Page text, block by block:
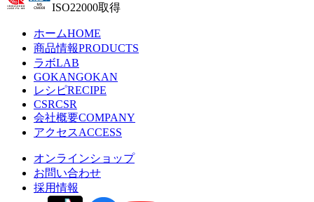
ISO22000取得
ホームHOME
商品情報PRODUCTS
ラボLAB
GOKANGOKAN
レシピRECIPE
CSRCSR
会社概要COMPANY
アクセスACCESS
オンラインショップ
お問い合わせ
採用情報